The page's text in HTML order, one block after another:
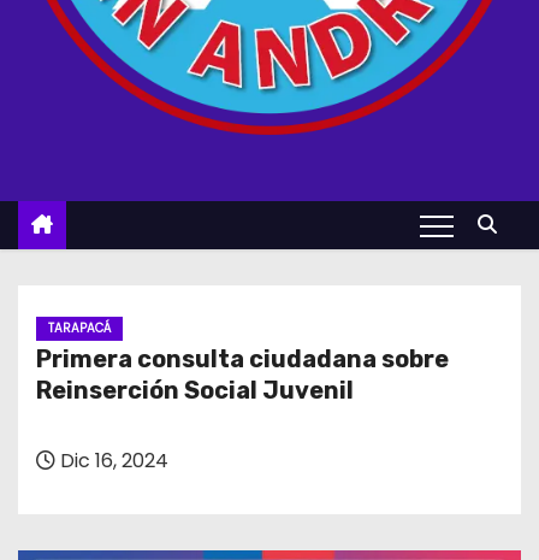
TARAPACÁ
Primera consulta ciudadana sobre
Reinserción Social Juvenil
Dic 16, 2024